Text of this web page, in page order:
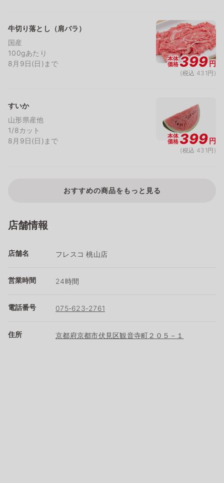
牛切り落とし（肩バラ）
国産
100gあたり
8月9日(日)まで
本体
価格399円
(税込 431円)
すいか
山形県産他
1/8カット
8月9日(日)まで
本体
価格399円
(税込 431円)
おすすめの商品をもっと見る
店舗情報
店舗名 フレスコ 桃山店
営業時間 24時間
電話番号 075-623-2761
住所 京都府京都市伏見区観音寺町２０５－１